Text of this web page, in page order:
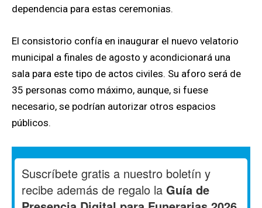
dependencia para estas ceremonias.
El consistorio confía en inaugurar el nuevo velatorio
municipal a finales de agosto y acondicionará una
sala para este tipo de actos civiles. Su aforo será de
35 personas como máximo, aunque, si fuese
necesario, se podrían autorizar otros espacios
públicos.